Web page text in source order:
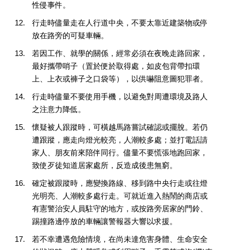
性侵事件。
行走時儘量走在人行道中央，不要太靠近建築物或停
放在路旁的可疑車輛。
若因工作、就學的關係，經常必須在夜晚走路回家，
最好攜帶哨子（置於便於取得處，如皮包背帶扣環
上、上衣或褲子之口袋等），以供嚇阻意圖犯罪者。
行走時儘量不要使用手機，以避免對周遭環境及路人
之注意力降低。
懷疑被人跟蹤時，可橫越馬路嘗試確認或擺脫。若仍
遭跟蹤，應走向燈光較亮，人潮較多處；並打電話請
家人、朋友前來陪伴同行。儘量不要慌張地跑回家，
致使歹徒知道居家處所，反造成後患無窮。
確定被跟蹤時，應變換路線、移到路中央行走或往燈
光明亮、人潮較多處行走。可就近進入熱鬧的商店或
有憲警治安人員駐守的地方，或按路旁居家的門鈴、
踢撞路邊停放的車輛讓警報器大響以求援。
若不幸遭遇危險情境，在尚未達危害身體、生命安全